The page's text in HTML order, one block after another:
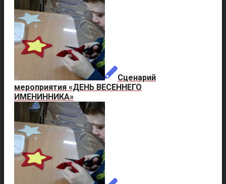
Сценарий
мероприятия «ДЕНЬ ВЕСЕННЕГО
ИМЕНИННИКА»